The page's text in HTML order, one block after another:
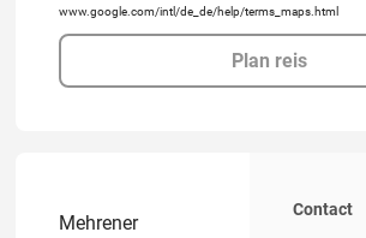
www.google.com/intl/de_de/help/terms_maps.html
Plan reis
Mehrener
Contact